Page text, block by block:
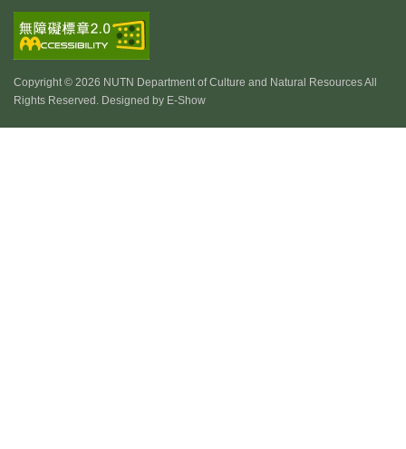
Copyright © 2026 NUTN Department of Culture and Natural Resources All
Rights Reserved. Designed by E-Show